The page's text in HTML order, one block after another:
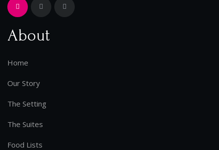
About
Home
Our Story
The Setting
The Suites
Food Lists